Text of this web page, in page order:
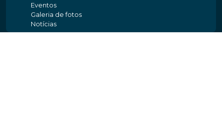
Eventos
Galeria de fotos
Notícias